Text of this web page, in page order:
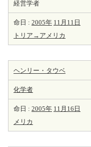
経営学者
命日 : 2005年 11月11日
トリア→アメリカ
ヘンリー・タウベ
化学者
命日 : 2005年 11月16日
メリカ